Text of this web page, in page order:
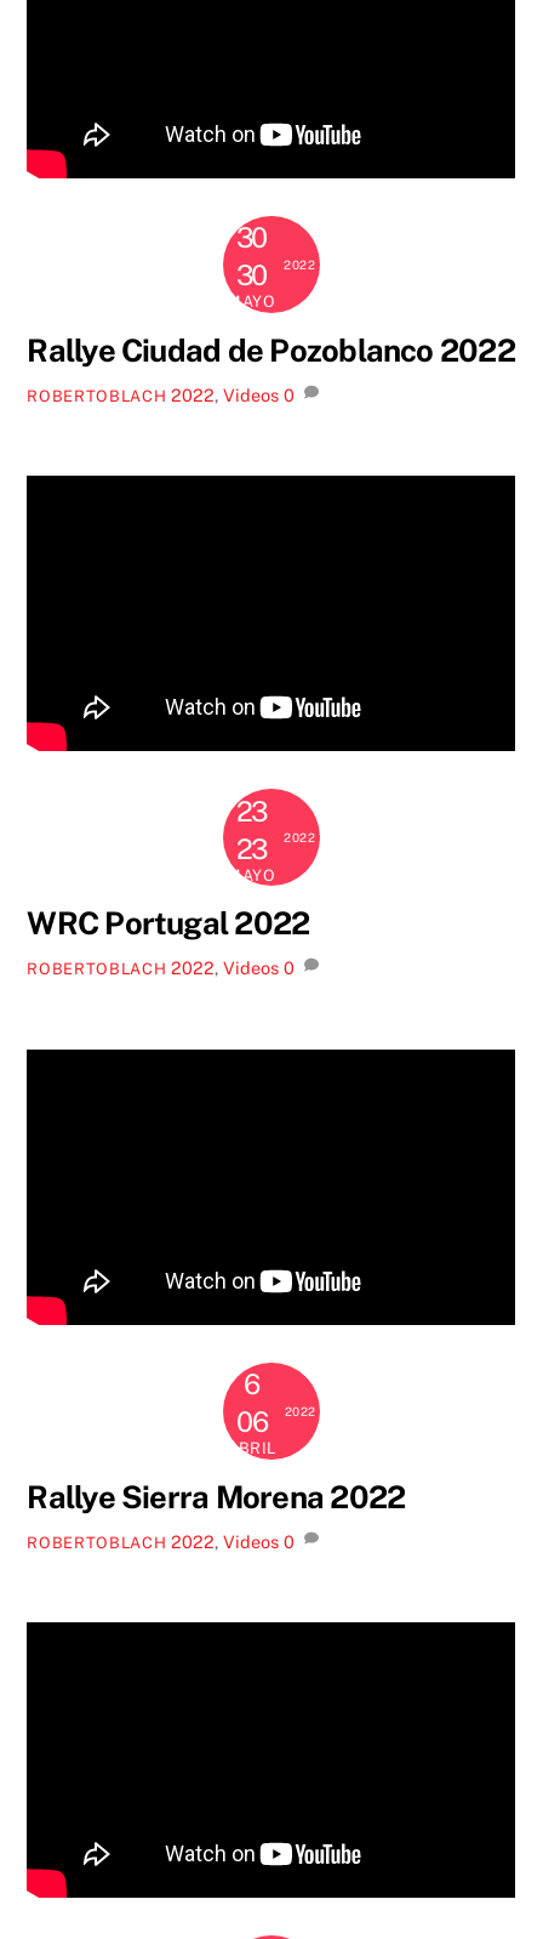
30
30
MAYO
2022
Rallye Ciudad de Pozoblanco 2022
ROBERTOBLACH 2022,Videos 0
23
23
MAYO
2022
WRC Portugal 2022
ROBERTOBLACH 2022,Videos 0
6
06
ABRIL
2022
Rallye Sierra Morena 2022
ROBERTOBLACH 2022,Videos 0